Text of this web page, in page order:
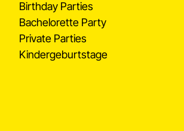
Birthday Parties
Bachelorette Party
Private Parties
Kindergeburtstage